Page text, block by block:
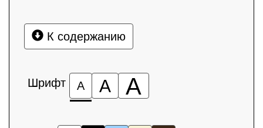
К содержанию
Шрифт А А А